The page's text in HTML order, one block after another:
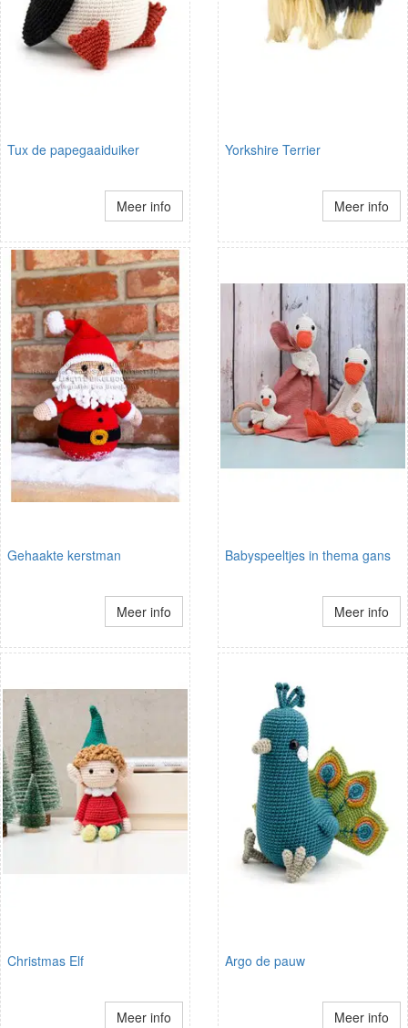
Tux de papegaaiduiker
Meer info
Yorkshire Terrier
Meer info
Gehaakte kerstman
Meer info
Babyspeeltjes in thema gans
Meer info
Christmas Elf
Meer info
Argo de pauw
Meer info